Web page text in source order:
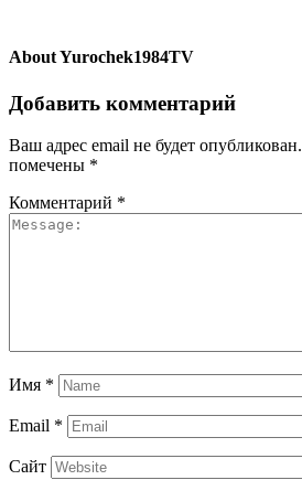
AboutYurochek1984TV
Добавить комментарий
Ваш адрес email не будет опубликован.
помечены *
Комментарий *
Имя *
Email *
Сайт